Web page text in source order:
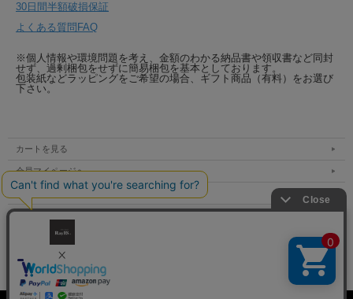
30日間半額破損保証
よくある質問FAQ
※個人情報や環境問題を考え、金額のわかる納品書や領収書など同封
せず、過剰梱包をせずに簡易梱包を基本としております。
包装紙などラッピングをご希望の場合、ギフト商品（有料）をお選び
下さい。
カートを見る
会員マイページへ
支払方法 / 送料 / 発送
特定商取引法表示
個人情報の取扱い
お問い合わせ（mail / tel）